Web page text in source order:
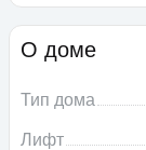
О доме
Тип дома
Лифт